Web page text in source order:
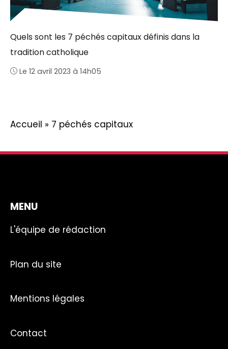
Quels sont les 7 péchés capitaux définis dans la
tradition catholique
Le 12 avril 2023 à 14h05
Accueil » 7 péchés capitaux
MENU
L'équipe de rédaction
Plan du site
Mentions légales
Contact